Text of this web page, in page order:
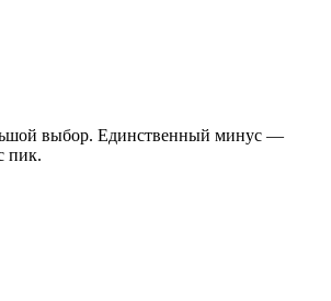
выбор. Единственный минус —
пик.